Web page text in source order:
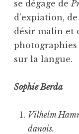
se dégage de
d’expiation,
désir malin et
photographies
sur la langue.
Sophie Berda
Vilhelm
danois.